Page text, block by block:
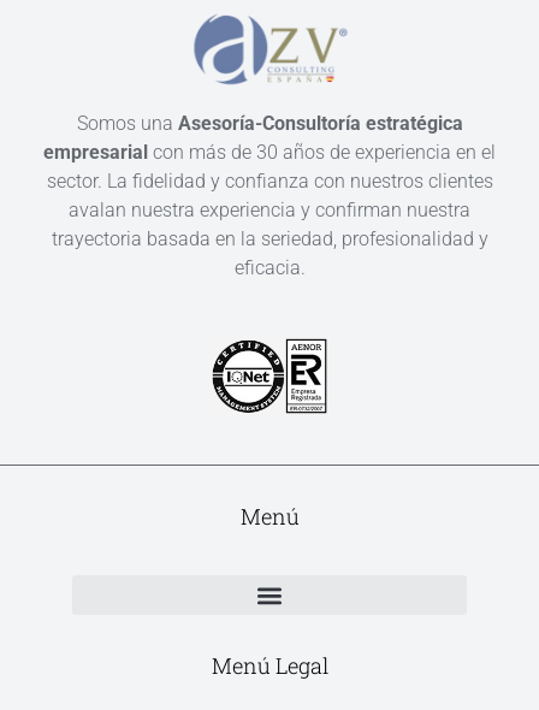
Somos una Asesoría-Consultoría estratégica
empresarial con más de 30 años de experiencia en el
sector. La fidelidad y confianza con nuestros clientes
avalan nuestra experiencia y confirman nuestra
trayectoria basada en la seriedad, profesionalidad y
eficacia.
Menú
Menú Legal